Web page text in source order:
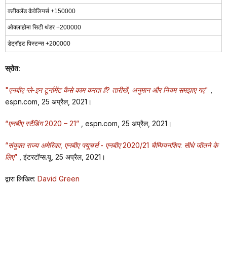
क्लीवलैंड कैवेलियर्स +150000
ओक्लाहोमा सिटी थंडर +200000
डेट्रॉइट पिस्टन्स +200000
स्रोत:
"एनबीए प्ले-इन टूर्नामेंट कैसे काम करता है? तारीखें, अनुमान और नियम समझाए गए"
espn.com, 25 अप्रैल, 2021।
“एनबीए स्टैंडिंग 2020 – 21” , espn.com, 25 अप्रैल, 2021।
“संयुक्त राज्य अमेरिका, एनबीए फ्यूचर्स - एनबीए 2020/21 चैम्पियनशिप: सीधे जीतने के
लिए” , इंटरटॉप्स.यू, 25 अप्रैल, 2021।
द्वारा लिखित: David Green